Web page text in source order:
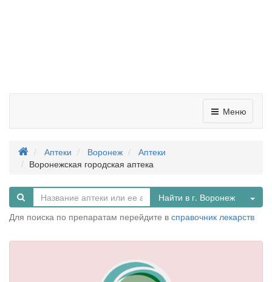
Меню
Аптеки Воронеж
Аптеки
Воронежская городская аптека
Найти в г. Воронеж
Для поиска по препаратам перейдите в справочник лекарств